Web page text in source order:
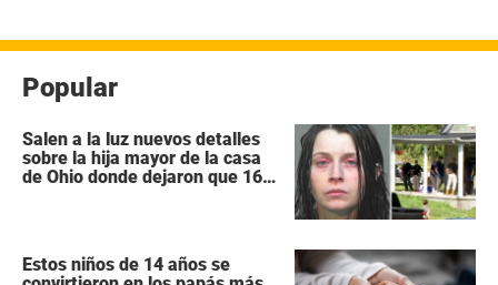
Popular
Salen a la luz nuevos detalles
sobre la hija mayor de la casa
de Ohio donde dejaron que 16
Estos niños de 14 años se